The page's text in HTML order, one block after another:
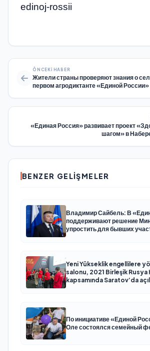
edinoj-rossii
ÖNCEKI HABER
Жители страны проверяют знания о
первом агродиктанте «Единой России»
«Единая Россия» развивает проект
шагом» в
BENZER GELIŞMELER
Владимир Сайбель: В
поддерживают решение
упростить для бывших
Yeni Yükseklik engellilere
salonu, 2021 Birleşik Rusya
kapsamında Saratov’da
По инициативе «Единой
Оле состоялся семейный